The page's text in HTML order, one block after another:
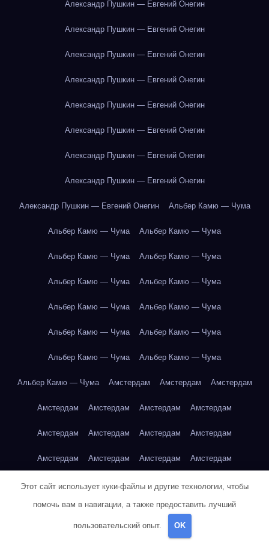
Александр Пушкин — Евгений Онегин
Александр Пушкин — Евгений Онегин
Александр Пушкин — Евгений Онегин
Александр Пушкин — Евгений Онегин
Александр Пушкин — Евгений Онегин
Александр Пушкин — Евгений Онегин
Александр Пушкин — Евгений Онегин
Александр Пушкин — Евгений Онегин
Александр Пушкин — Евгений Онегин Альбер Камю — Чума
Альбер Камю — Чума Альбер Камю — Чума
Альбер Камю — Чума Альбер Камю — Чума
Альбер Камю — Чума Альбер Камю — Чума
Альбер Камю — Чума Альбер Камю — Чума
Альбер Камю — Чума Альбер Камю — Чума
Альбер Камю — Чума Альбер Камю — Чума
Альбер Камю — Чума Амстердам Амстердам Амстердам
Амстердам Амстердам Амстердам Амстердам
Амстердам Амстердам Амстердам Амстердам
Амстердам Амстердам Амстердам Амстердам
Амстердам Амстердам Амстердам Амстердам
Амстердам Амстердам Амстердам Амстердам
Этот сайт использует куки-файлы и другие технологии, чтобы
помочь вам в навигации, а также предоставить лучший
пользовательский опыт. OK